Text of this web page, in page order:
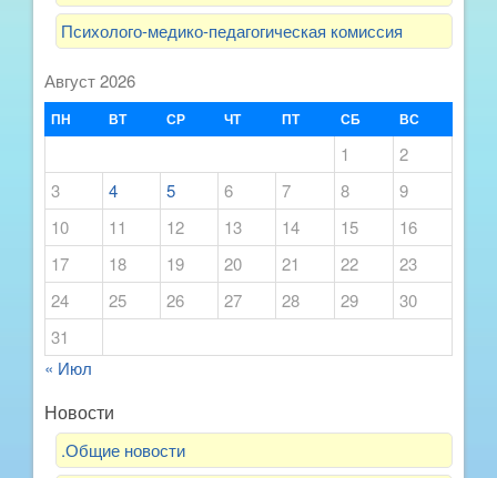
Психолого-медико-педагогическая комиссия
Август 2026
ПН ВТ СР ЧТ ПТ СБ ВС
1
2
3
4 5 6 7 8
9
10
11 12 13 14 15
16
17
18 19 20 21 22
23
24
25 26 27 28 29
30
31
« Июл
Новости
.Общие новости